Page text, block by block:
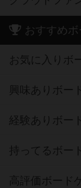
おすすめ
お気に入りボ
興味ありボー
経験ありボー
持ってるボー
高評価ボード